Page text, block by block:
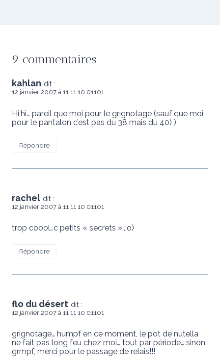
9 commentaires
kahlan dit :
12 janvier 2007 à 11 11 10 01101
Hi,hi… pareil que moi pour le grignotage (sauf que moi
pour le pantalon c’est pas du 38 mais du 40) )
Répondre
rachel dit :
12 janvier 2007 à 11 11 10 01101
trop coool…c petits « secrets »..;o)
Répondre
flo du désert dit :
12 janvier 2007 à 11 11 10 01101
grignotage… humpf en ce moment, le pot de nutella
ne fait pas long feu chez moi… tout par période… sinon,
grmpf, merci pour le passage de relais!!!